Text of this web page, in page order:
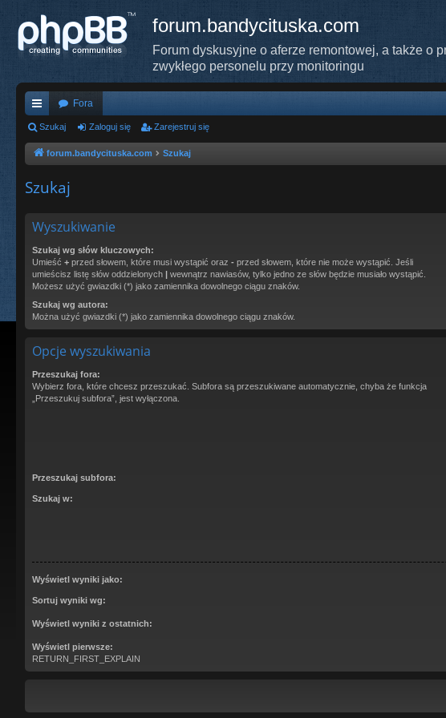
forum.bandycituska.com
Forum dyskusyjne o aferze remontowej, a także o
zwykłego personelu przy monitoringu
ię
ce
Fora
Szukaj Zaloguj się Zarejestruj się
forum.bandycituska.com Szukaj
Szukaj
Wyszukiwanie
Szukaj wg słów kluczowych:
Umieść + przed słowem, które musi wystąpić oraz - przed słowem, które nie może wystąpić. Jeśli
umieścisz listę słów oddzielonych | wewnątrz nawiasów, tylko jedno ze słów będzie musiało wystąpić.
Możesz użyć gwiazdki (*) jako zamiennika dowolnego ciągu znaków.
Szukaj wg autora:
Można użyć gwiazdki (*) jako zamiennika dowolnego ciągu znaków.
Opcje wyszukiwania
Przeszukaj fora:
Wybierz fora, które chcesz przeszukać. Subfora są przeszukiwane automatycznie, chyba że funkcja
„Przeszukuj subfora”, jest wyłączona.
Przeszukaj subfora:
Szukaj w:
Wyświetl wyniki jako:
Sortuj wyniki wg:
Wyświetl wyniki z ostatnich:
Wyświetl pierwsze:
RETURN_FIRST_EXPLAIN